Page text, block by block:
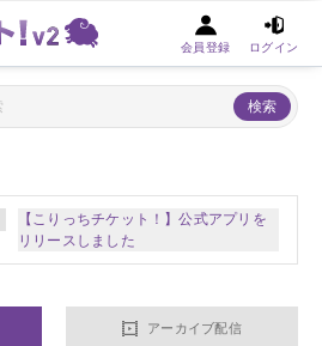
会員登録 ログイン
検索
【こりっちチケット！】公式アプリを
リリースしました
アーカイブ配信